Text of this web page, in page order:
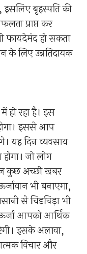
इसलिए बृहस्पति की
प्राप्त कर
हो सकता
लिए उन्नतिदायक
हो रहा है। इस
इससे आप
यह दिन व्यवसाय
जो लोग
कुछ अच्छी खबर
भी बनाएगा,
से चिड़चिड़ा भी
आपको आर्थिक
इसके अलावा,
विचार और